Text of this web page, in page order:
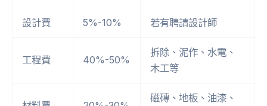
設計費 5%-10% 若有聘請設計師
工程費 40%-50%
拆除、泥作、水電、
木工等
磁磚、地板、油漆、